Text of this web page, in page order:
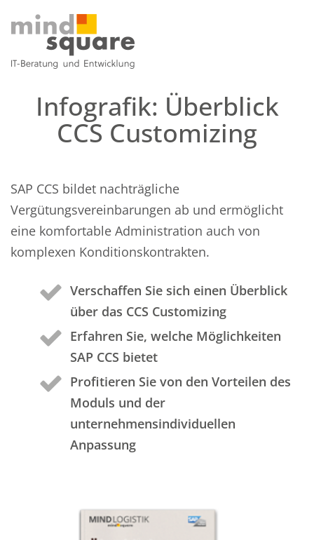
Infografik: Überblick
CCS Customizing
SAP CCS bildet nachträgliche
Vergütungsvereinbarungen ab und ermöglicht
eine komfortable Administration auch von
komplexen Konditionskontrakten.
Verschaffen Sie sich einen Überblick
über das CCS Customizing
Erfahren Sie, welche Möglichkeiten
SAP CCS bietet
Profitieren Sie von den Vorteilen des
Moduls und der
unternehmensindividuellen
Anpassung